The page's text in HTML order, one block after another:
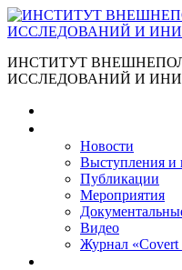
ИНСТИТУТ
ИССЛЕДОВАНИЙ И
Новости
Выступления
Публикации
Мероприятия
Видео
Журнал «Covert